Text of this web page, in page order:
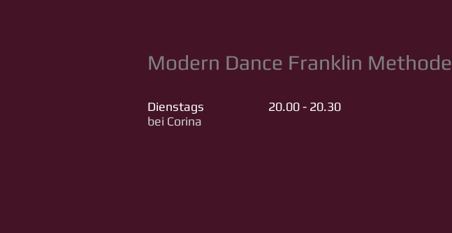
Modern Dance Franklin Methode
Dienstags 20.00 - 20.30
bei Corina